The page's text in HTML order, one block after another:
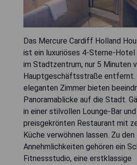
Das Mercure Cardiff Holland
ist ein luxuriöses 4-Sterne-Hotel
im Stadtzentrum, nur 5 Minuten
Hauptgeschäftsstraße entfernt.
eleganten Zimmer bieten
Panoramablicke auf die Stadt.
in einer stilvollen Lounge-Bar
preisgekrönten Restaurant mit
Küche verwöhnen lassen. Zu den
Annehmlichkeiten gehören ein
Fitnessstudio, eine erstklassige